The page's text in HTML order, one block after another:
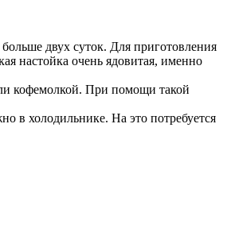
двух суток. Для приготовления
настойка очень ядовитая, именно
кофемолкой. При помощи такой
в холодильнике. На это потребуется